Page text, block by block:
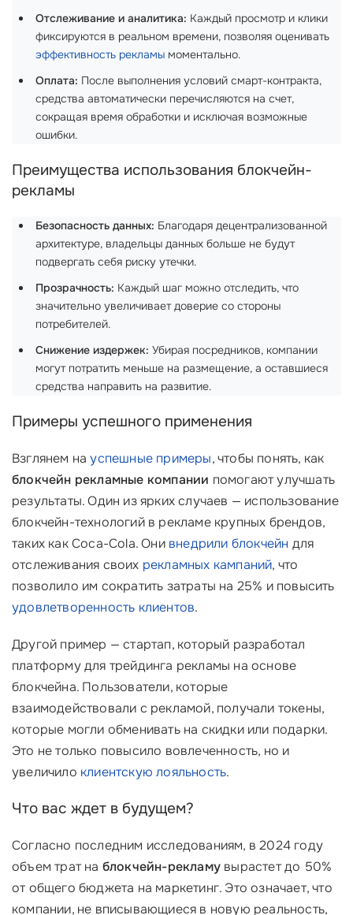
Отслеживание и аналитика: Каждый просмотр и клики
фиксируются в реальном времени, позволяя оценивать
эффективность рекламы моментально.
Оплата: После выполнения условий смарт-контракта,
средства автоматически перечисляются на счет,
сокращая время обработки и исключая возможные
ошибки.
Преимущества использования блокчейн-
рекламы
Безопасность данных: Благодаря децентрализованной
архитектуре, владельцы данных больше не будут
подвергать себя риску утечки.
Прозрачность: Каждый шаг можно отследить, что
значительно увеличивает доверие со стороны
потребителей.
Снижение издержек: Убирая посредников, компании
могут потратить меньше на размещение, а оставшиеся
средства направить на развитие.
Примеры успешного применения
Взглянем науспешные примеры, чтобы понять, как
блокчейн рекламные компании помогают улучшать
результаты. Один из ярких случаев — использование
блокчейн-технологий в рекламе крупных брендов,
таких как Coca-Cola. Они внедрили блокчейн для
отслеживания своих рекламных кампаний, что
позволило им сократить затраты на 25% и повысить
удовлетворенность клиентов.
Другой пример — стартап, который разработал
платформу для трейдинга рекламы на основе
блокчейна. Пользователи, которые
взаимодействовали с рекламой, получали токены,
которые могли обменивать на скидки или подарки.
Это не только повысило вовлеченность, но и
увеличило клиентскую лояльность.
Что вас ждет в будущем?
Согласно последним исследованиям, в 2024 году
объем трат на блокчейн-рекламу вырастет до 50%
от общего бюджета на маркетинг. Это означает, что
компании, не вписывающиеся в новую реальность,